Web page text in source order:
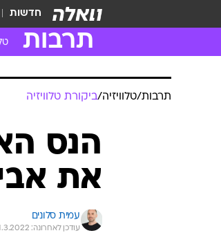
חדשות
תרבות
תרבות/טלוויזיה/ביקורת טלוויזיה
הנס
את
עמית סלונים
עודכן לאחרונה: 21.3.2022 / 6:50